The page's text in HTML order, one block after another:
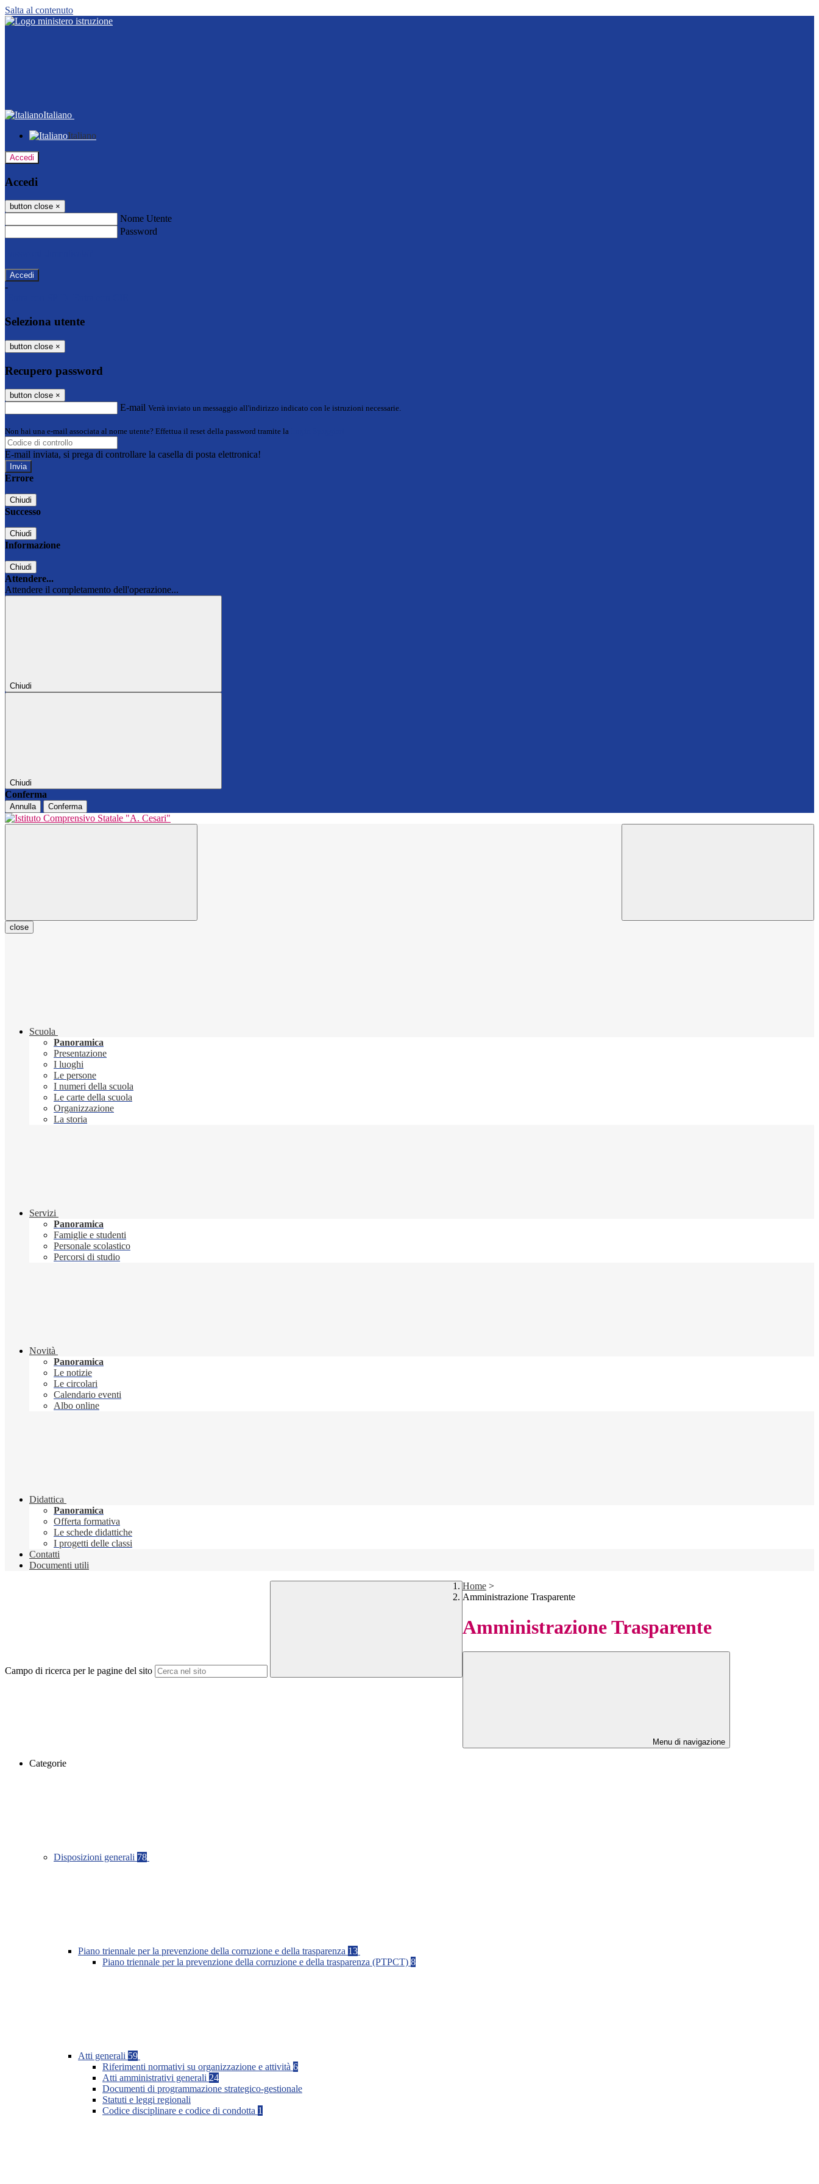
Salta al contenuto
Italiano
Italiano
Accedi
Accedi
button close ×
Nome Utente
Password
-
Seleziona utente
button close ×
Recupero password
button close ×
E-mail Verrà inviato un messaggio all'indirizzo indicato con le istruzioni necessarie.
Non hai una e-mail associata al nome utente? Effettua il reset della password tramite la
E-mail inviata, si prega di controllare la casella di posta elettronica!
Errore
Chiudi
Successo
Chiudi
Informazione
Chiudi
Attendere...
Attendere il completamento dell'operazione...
Chiudi
Chiudi
Conferma
Annulla Conferma
close
Scuola
Panoramica
Presentazione
I luoghi
Le persone
I numeri della scuola
Le carte della scuola
Organizzazione
La storia
Servizi
Panoramica
Famiglie e studenti
Personale scolastico
Percorsi di studio
Novità
Panoramica
Le notizie
Le circolari
Calendario eventi
Albo online
Didattica
Panoramica
Offerta formativa
Le schede didattiche
I progetti delle classi
Contatti
Documenti utili
Campo di ricerca per le pagine del sito
Home >
Amministrazione Trasparente
Amministrazione Trasparente
Menu di navigazione
Categorie
Disposizioni generali 78
Piano triennale per la prevenzione della corruzione e della trasparenza 13
Piano triennale per la prevenzione della corruzione e della trasparenza (PTPCT) 8
Atti generali 59
Riferimenti normativi su organizzazione e attività 6
Atti amministrativi generali 24
Documenti di programmazione strategico-gestionale
Statuti e leggi regionali
Codice disciplinare e codice di condotta 1